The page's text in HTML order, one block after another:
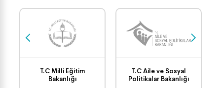
TEMİZLİK İŞLERİ GÖREV
SAFRANBOLU BELEDİYESİ
FEN İŞLERİ ÇALIŞMALARI
T.C Milli Eğitim
Bakanlığı
T.C Aile ve Sosyal
Politikalar Bakanlığı